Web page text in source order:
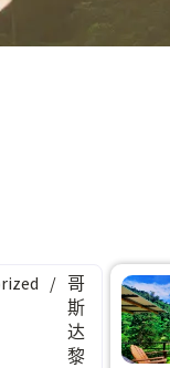
/ 哥
斯
达
黎